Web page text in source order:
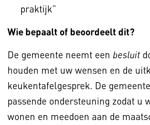
praktijk”
Wie bepaalt of beoordeelt dit?
De gemeente neemt een besluit
houden met uw wensen en de
keukentafelgesprek. De
passende ondersteuning zodat u
wonen en meedoen aan de